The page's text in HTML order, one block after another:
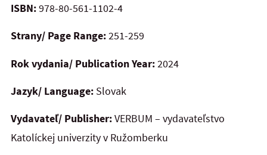
ISBN:978-80-561-1102-4
Strany/ Page Range:251-259
Rok vydania/ Publication Year:2024
Jazyk/ Language: Slovak
Vydavateľ/ Publisher:VERBUM – vydavateľstvo
Katolíckej univerzity v Ružomberku